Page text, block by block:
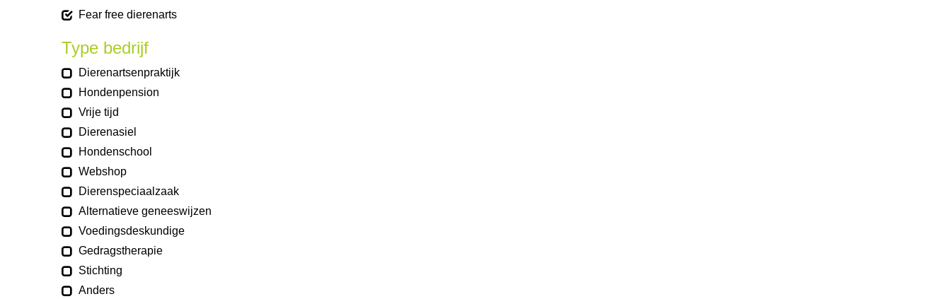
Fear free dierenarts
Type bedrijf
Dierenartsenpraktijk
Hondenpension
Vrije tijd
Dierenasiel
Hondenschool
Webshop
Dierenspeciaalzaak
Alternatieve geneeswijzen
Voedingsdeskundige
Gedragstherapie
Stichting
Anders